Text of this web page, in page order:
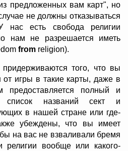
предложенных вам карт", но
не должны отказываться
нас есть свобода религии
нам не разрешается иметь
from religion).
того, что вы
от игры в такие карты, даже в
полный и
список названий сект и
в нашей стране или где-
убеждены, что вы имеет
на вас не взваливали бремя
религии вообще или какого-